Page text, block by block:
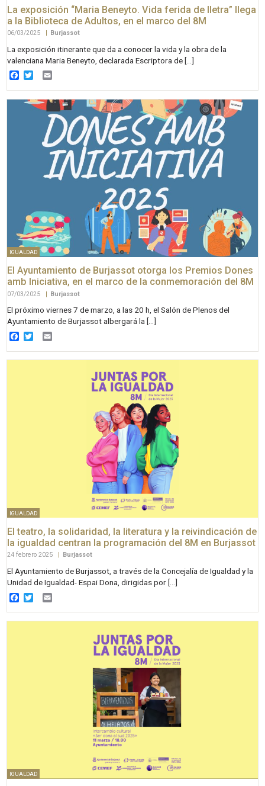
La exposición “Maria Beneyto. Vida ferida de lletra” llega
a la Biblioteca de Adultos, en el marco del 8M
06/03/2025 | Burjassot
La exposición itinerante que da a conocer la vida y la obra de la
valenciana Maria Beneyto, declarada Escriptora de […]
Facebook
Twitter
IGUALDAD
El Ayuntamiento de Burjassot otorga los Premios Dones
amb Iniciativa, en el marco de la conmemoración del 8M
07/03/2025 | Burjassot
El próximo viernes 7 de marzo, a las 20 h, el Salón de Plenos del
Ayuntamiento de Burjassot albergará la […]
Facebook
Twitter
IGUALDAD
El teatro, la solidaridad, la literatura y la reivindicación de
la igualdad centran la programación del 8M en Burjassot
24 febrero 2025 Burjassot
El Ayuntamiento de Burjassot, a través de la Concejalía de Igualdad y la
Unidad de Igualdad- Espai Dona, dirigidas por […]
Facebook
Twitter
IGUALDAD